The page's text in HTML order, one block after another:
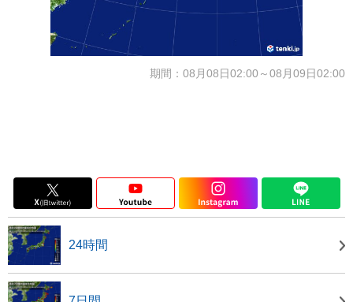
期間：08月08日02:00～08月09日02:00
24時間